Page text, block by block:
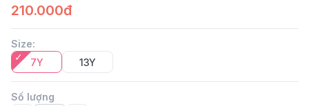
210.000đ
Size:
7Y
13Y
Số lượng